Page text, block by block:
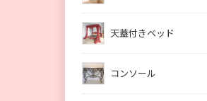
天蓋付きベッド
コンソール